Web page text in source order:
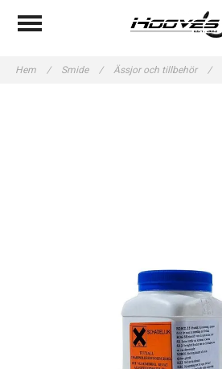
Hem / Smide / Ässjor och tillbehör /